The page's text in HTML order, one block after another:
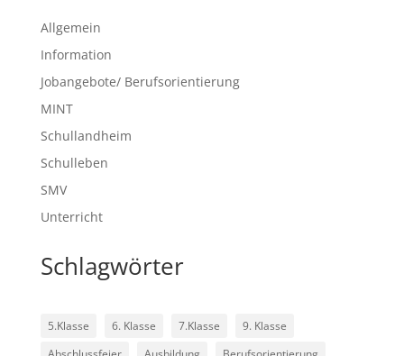
Allgemein
Information
Jobangebote/ Berufsorientierung
MINT
Schullandheim
Schulleben
SMV
Unterricht
Schlagwörter
5.Klasse 6. Klasse 7.Klasse
9. Klasse